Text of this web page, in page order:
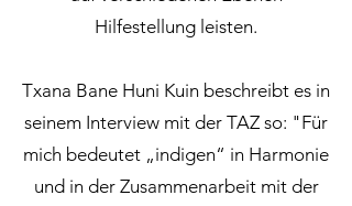
Hilfestellung leisten.
Txana Bane Huni Kuin beschreibt es in
seinem Interview mit der TAZ so: "Für
mich bedeutet „indigen“ in Harmonie
und in der Zusammenarbeit mit der